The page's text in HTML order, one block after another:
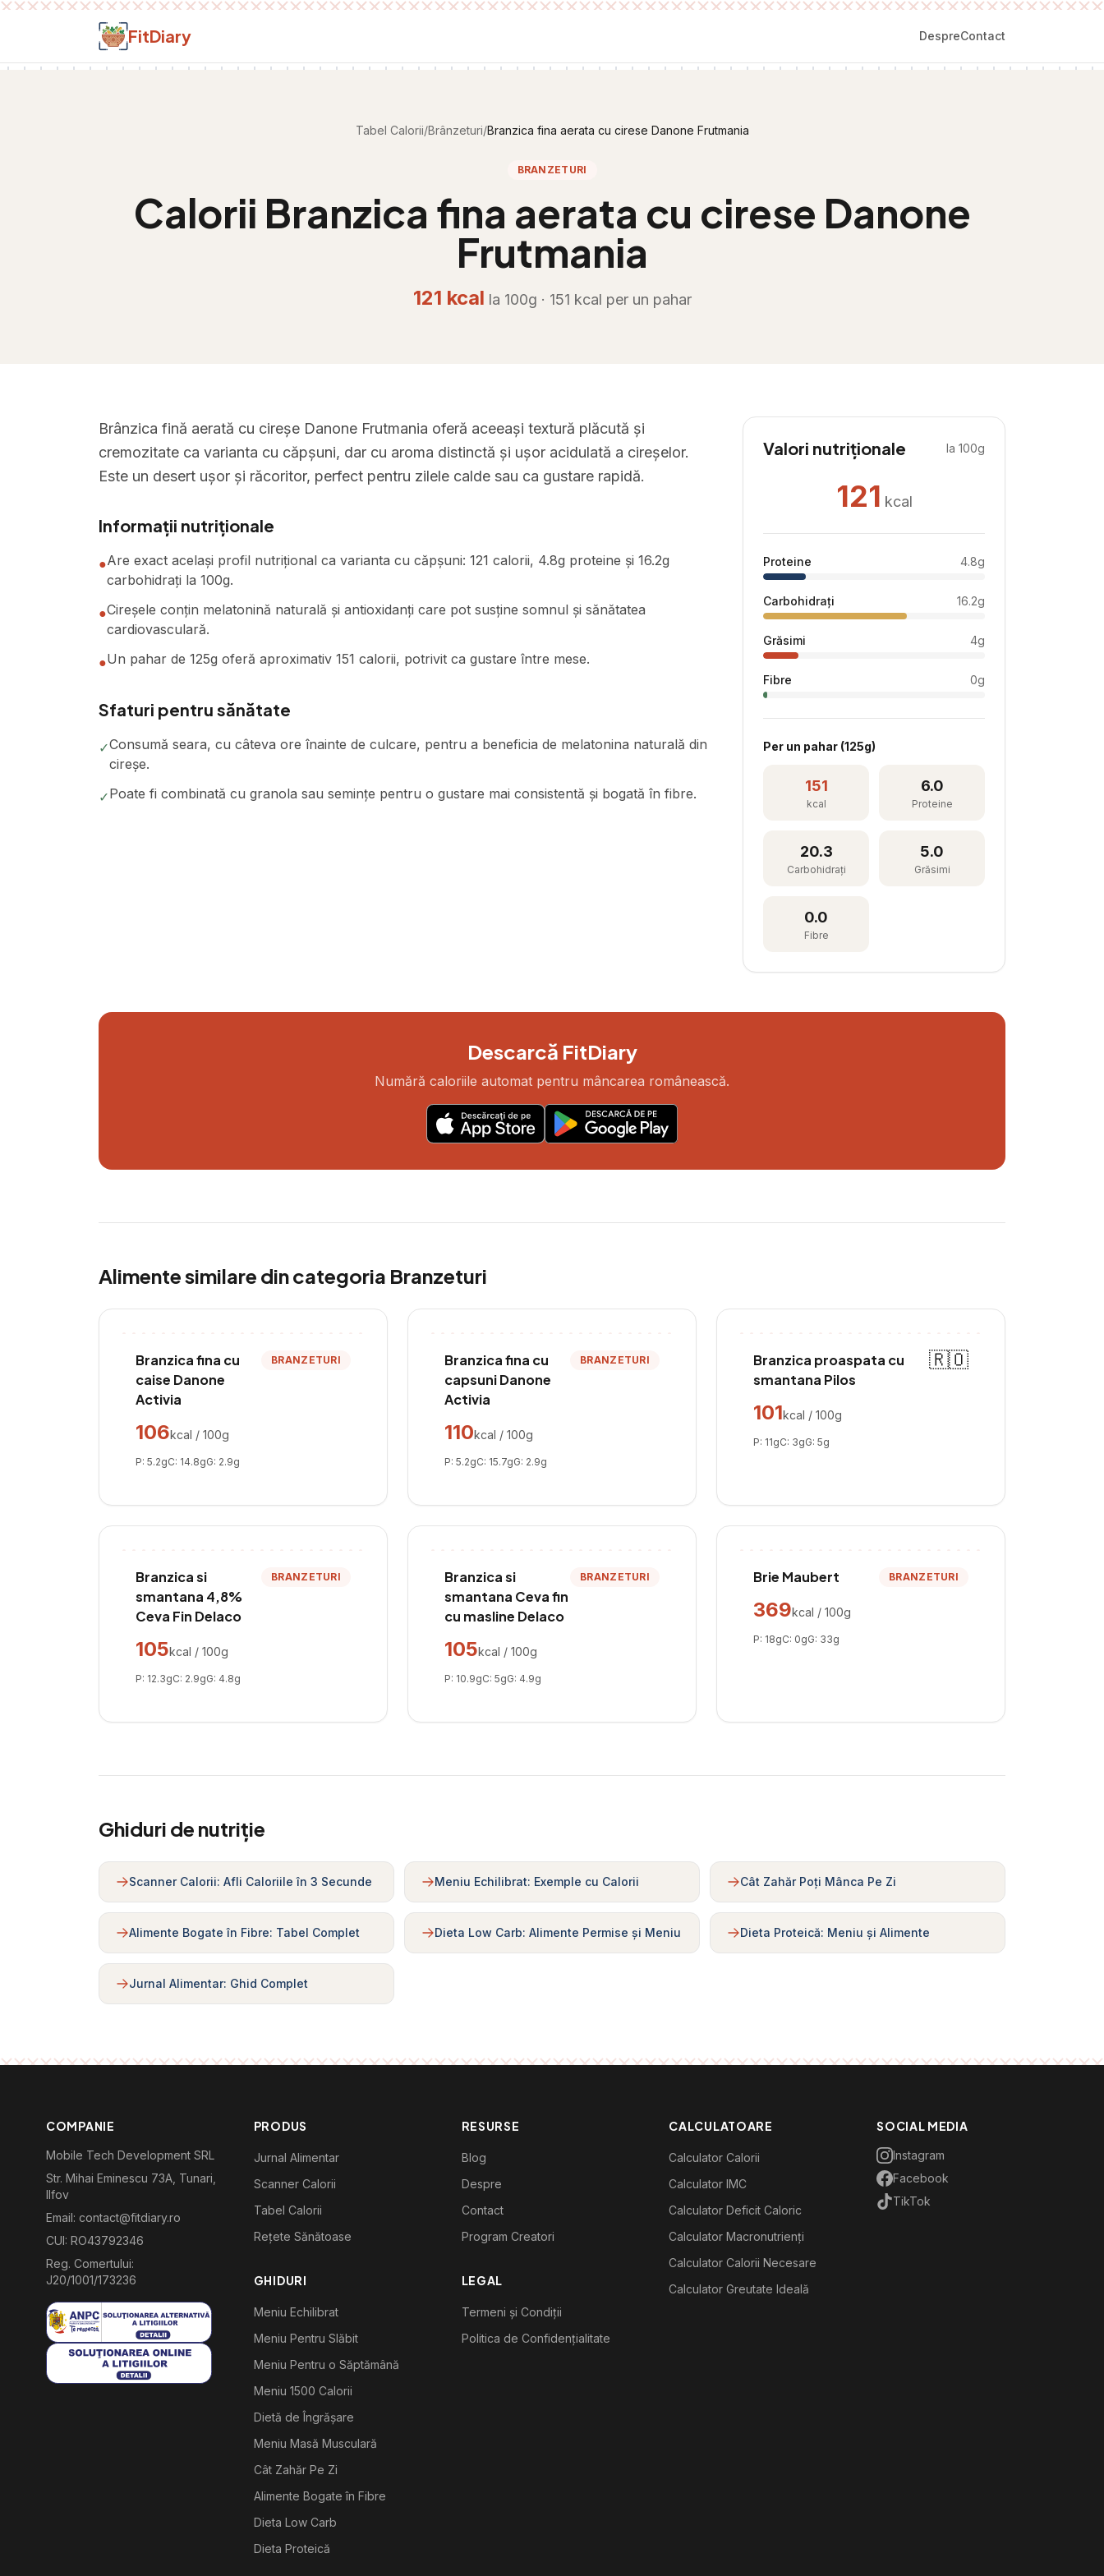
Salt la conținut
FitDiary DespreContact
Tabel Calorii/Brânzeturi/Branzica fina aerata cu cirese Danone Frutmania
BRANZETURI
Calorii Branzica fina aerata cu cirese Danone
Frutmania
121 kcal la 100g · 151 kcal per un pahar
Brânzica fină aerată cu cireșe Danone Frutmania oferă aceeași textură plăcută și
cremozitate ca varianta cu căpșuni, dar cu aroma distinctă și ușor acidulată a cireșelor.
Este un desert ușor și răcoritor, perfect pentru zilele calde sau ca gustare rapidă.
Informații nutriționale
●Are exact același profil nutrițional ca varianta cu căpșuni: 121 calorii, 4.8g proteine și 16.2g
carbohidrați la 100g.
●Cireșele conțin melatonină naturală și antioxidanți care pot susține somnul și sănătatea
cardiovasculară.
●Un pahar de 125g oferă aproximativ 151 calorii, potrivit ca gustare între mese.
Sfaturi pentru sănătate
✓Consumă seara, cu câteva ore înainte de culcare, pentru a beneficia de melatonina naturală din
cireșe.
✓Poate fi combinată cu granola sau semințe pentru o gustare mai consistentă și bogată în fibre.
Valori nutriționale la 100g
121 kcal
Proteine 4.8g
Carbohidrați 16.2g
Grăsimi 4g
Fibre 0g
Per un pahar (125g)
151
kcal
6.0
Proteine
20.3
Carbohidrați
5.0
Grăsimi
0.0
Fibre
Descarcă FitDiary
Numără caloriile automat pentru mâncarea românească.
Alimente similare din categoria Branzeturi
Branzica fina cu
caise Danone
Activia
BRANZETURI
106kcal / 100g
P: 5.2gC: 14.8gG: 2.9g
Branzica fina cu
capsuni Danone
Activia
BRANZETURI
110kcal / 100g
P: 5.2gC: 15.7gG: 2.9g
Branzica proaspata cu
smantana Pilos
🇷🇴
101kcal / 100g
P: 11gC: 3gG: 5g
Branzica si
smantana 4,8%
Ceva Fin Delaco
BRANZETURI
105kcal / 100g
P: 12.3gC: 2.9gG: 4.8g
Branzica si
smantana Ceva fin
cu masline Delaco
BRANZETURI
105kcal / 100g
P: 10.9gC: 5gG: 4.9g
Brie Maubert BRANZETURI
369kcal / 100g
P: 18gC: 0gG: 33g
Ghiduri de nutriție
Scanner Calorii: Afli Caloriile în 3 Secunde Meniu Echilibrat: Exemple cu Calorii Cât Zahăr Poți Mânca Pe Zi
Alimente Bogate în Fibre: Tabel Complet Dieta Low Carb: Alimente Permise și Meniu Dieta Proteică: Meniu și Alimente
Jurnal Alimentar: Ghid Complet
COMPANIE
Mobile Tech Development SRL
Str. Mihai Eminescu 73A, Tunari,
Ilfov
Email: contact@fitdiary.ro
CUI: RO43792346
Reg. Comertului:
J20/1001/173236
PRODUS
Jurnal Alimentar
Scanner Calorii
Tabel Calorii
Rețete Sănătoase
GHIDURI
Meniu Echilibrat
Meniu Pentru Slăbit
Meniu Pentru o Săptămână
Meniu 1500 Calorii
Dietă de Îngrășare
Meniu Masă Musculară
Cât Zahăr Pe Zi
Alimente Bogate în Fibre
Dieta Low Carb
Dieta Proteică
RESURSE
Blog
Despre
Contact
Program Creatori
LEGAL
Termeni și Condiții
Politica de Confidențialitate
CALCULATOARE
Calculator Calorii
Calculator IMC
Calculator Deficit Caloric
Calculator Macronutrienți
Calculator Calorii Necesare
Calculator Greutate Ideală
SOCIAL MEDIA
Instagram
Facebook
TikTok